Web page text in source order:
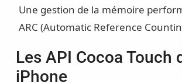
Une gestion de la mémoire
ARC (Automatic Reference
Les API Cocoa Touch
iPhone